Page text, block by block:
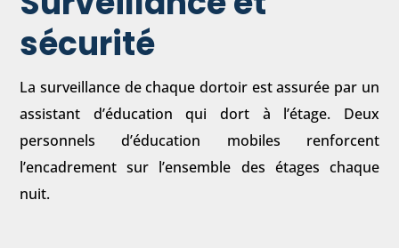
sécurité
La surveillance de chaque dortoir est assurée par un
assistant d’éducation qui dort à l’étage. Deux
personnels d’éducation mobiles renforcent
l’encadrement sur l’ensemble des étages chaque
nuit.